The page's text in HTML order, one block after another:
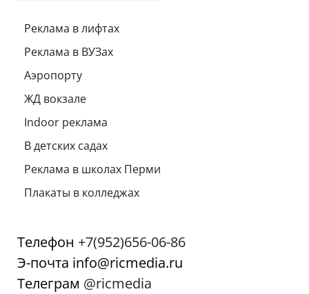
Реклама в лифтах
Реклама в ВУЗах
Аэропорту
ЖД вокзале
Indoor реклама
В детских садах
Реклама в школах Перми
Плакаты в колледжах
Телефон +7(952)656-06-86
Э-почта info@ricmedia.ru
Телеграм @ricmedia